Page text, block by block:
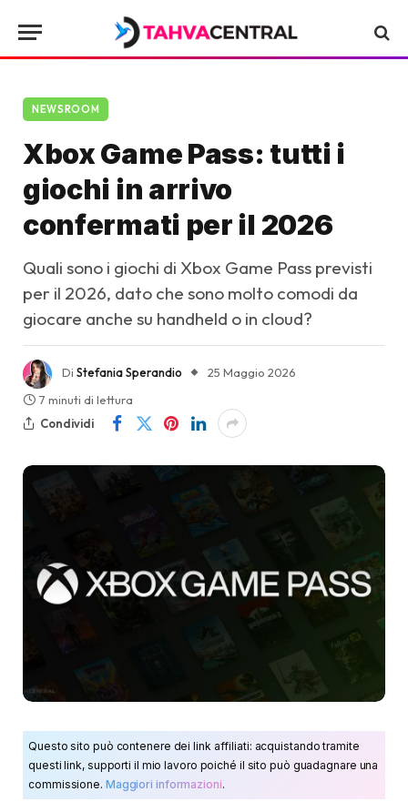
NEWSROOM
Xbox Game Pass: tutti i
giochi in arrivo
confermati per il 2026
Quali sono i giochi di Xbox Game Pass previsti
per il 2026, dato che sono molto comodi da
giocare anche su handheld o in cloud?
Di Stefania Sperandio
25 Maggio 2026
7 minuti di lettura
Condividi
Questo sito può contenere dei link affiliati: acquistando tramite
questi link, supporti il mio lavoro poiché il sito può guadagnare una
commissione. Maggiori informazioni.